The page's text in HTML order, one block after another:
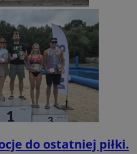
do ostatniej piłki.